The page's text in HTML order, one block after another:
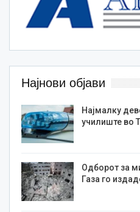
Најнови објави
Најмалку
училиште во
Одборот за
Газа го